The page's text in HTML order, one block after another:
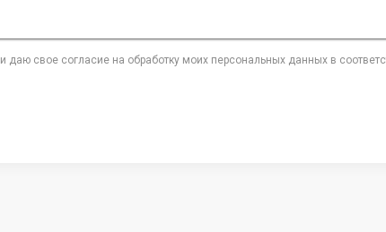
и даю свое согласие на обработку моих персональных данных в